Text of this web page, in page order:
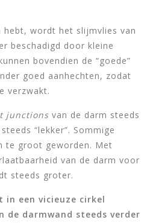
hebt, wordt het slijmvlies van
beschadigd door kleine
bovendien de “goede”
goed aanhechten, zodat
verzwakt.
junctions van de darm steeds
“lekker”. Sommige
te groot geworden. Met
van de darm voor
steeds groter.
in een vicieuze cirkel
darmwand steeds verder